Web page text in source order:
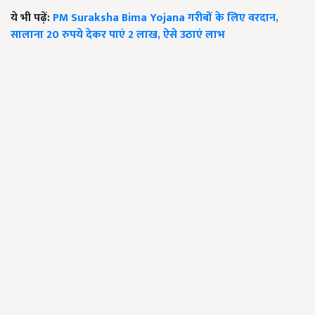
ये भी पढ़ें:PM Suraksha Bima Yojana गरीबों के लिए वरदान,
सालाना 20 रुपये देकर पाएं 2 लाख, ऐसे उठाएं लाभ